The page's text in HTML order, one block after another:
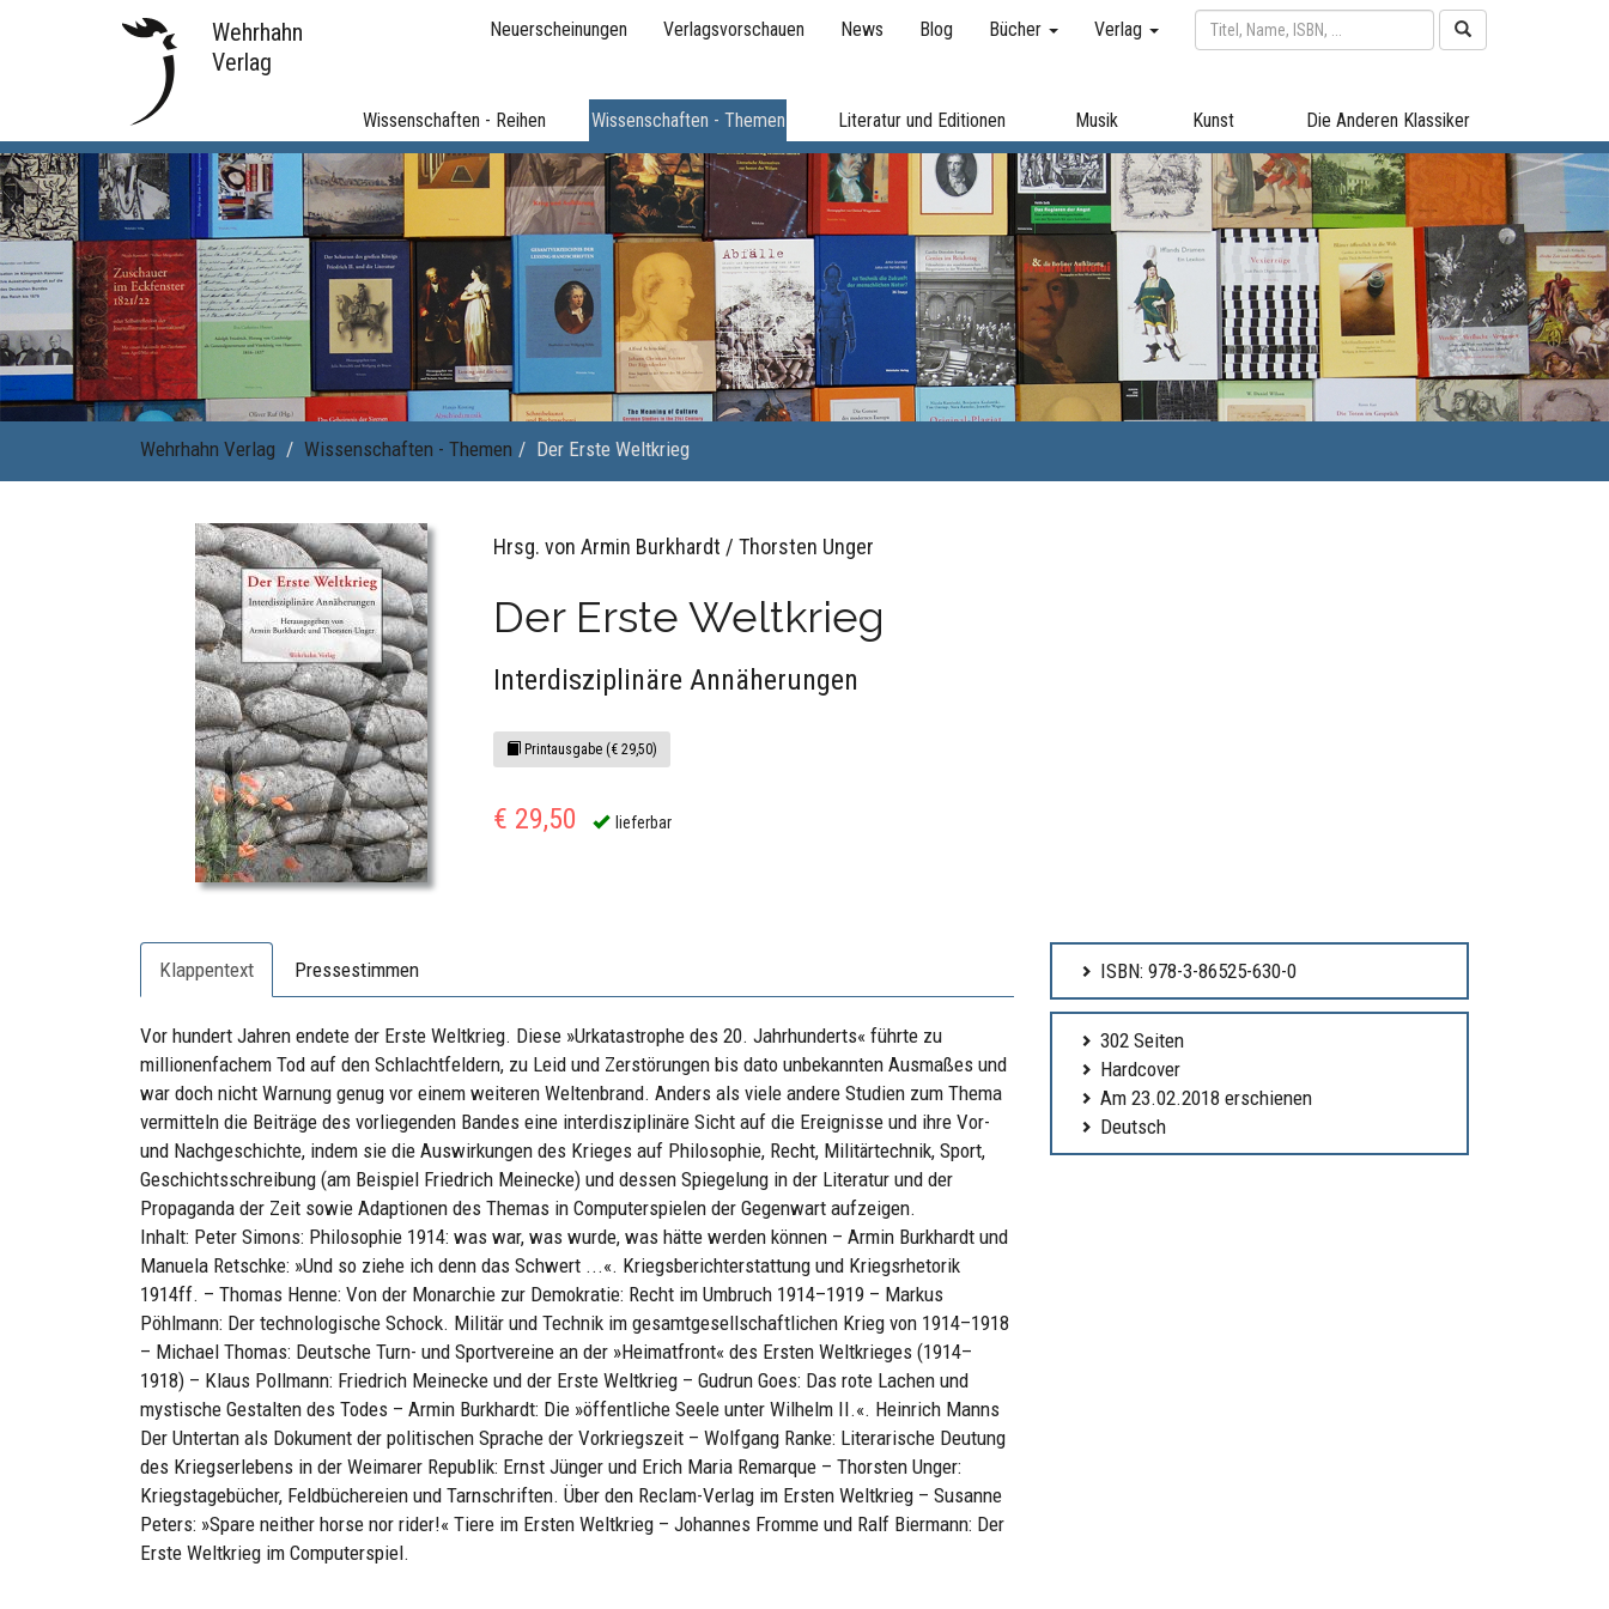
Wehrhahn
Verlag
Neuerscheinungen Verlagsvorschauen News Blog Bücher Verlag
Wissenschaften - Reihen Wissenschaften - Themen Literatur und Editionen Musik Kunst Die Anderen Klassiker
Wehrhahn Verlag Wissenschaften - Themen Der Erste Weltkrieg
Hrsg. von Armin Burkhardt / Thorsten Unger
Der Erste Weltkrieg
Interdisziplinäre Annäherungen
Printausgabe (€ 29,50)
€ 29,50 lieferbar
Klappentext Pressestimmen
Vor hundert Jahren endete der Erste Weltkrieg. Diese »Urkatastrophe des 20. Jahrhunderts« führte zu
millionenfachem Tod auf den Schlachtfeldern, zu Leid und Zerstörungen bis dato unbekannten Ausmaßes und
war doch nicht Warnung genug vor einem weiteren Weltenbrand. Anders als viele andere Studien zum Thema
vermitteln die Beiträge des vorliegenden Bandes eine interdisziplinäre Sicht auf die Ereignisse und ihre Vor-
und Nachgeschichte, indem sie die Auswirkungen des Krieges auf Philosophie, Recht, Militärtechnik, Sport,
Geschichtsschreibung (am Beispiel Friedrich Meinecke) und dessen Spiegelung in der Literatur und der
Propaganda der Zeit sowie Adaptionen des Themas in Computerspielen der Gegenwart aufzeigen.
Inhalt: Peter Simons: Philosophie 1914: was war, was wurde, was hätte werden können – Armin Burkhardt und
Manuela Retschke: »Und so ziehe ich denn das Schwert ...«. Kriegsberichterstattung und Kriegsrhetorik
1914ff. – Thomas Henne: Von der Monarchie zur Demokratie: Recht im Umbruch 1914–1919 – Markus
Pöhlmann: Der technologische Schock. Militär und Technik im gesamtgesellschaftlichen Krieg von 1914–1918
– Michael Thomas: Deutsche Turn- und Sportvereine an der »Heimatfront« des Ersten Weltkrieges (1914–
1918) – Klaus Pollmann: Friedrich Meinecke und der Erste Weltkrieg – Gudrun Goes: Das rote Lachen und
mystische Gestalten des Todes – Armin Burkhardt: Die »öffentliche Seele unter Wilhelm II.«. Heinrich Manns
Der Untertan als Dokument der politischen Sprache der Vorkriegszeit – Wolfgang Ranke: Literarische Deutung
des Kriegserlebens in der Weimarer Republik: Ernst Jünger und Erich Maria Remarque – Thorsten Unger:
Kriegstagebücher, Feldbüchereien und Tarnschriften. Über den Reclam-Verlag im Ersten Weltkrieg – Susanne
Peters: »Spare neither horse nor rider!« Tiere im Ersten Weltkrieg – Johannes Fromme und Ralf Biermann: Der
Erste Weltkrieg im Computerspiel.
ISBN: 978-3-86525-630-0
302 Seiten
Hardcover
Am 23.02.2018 erschienen
Deutsch